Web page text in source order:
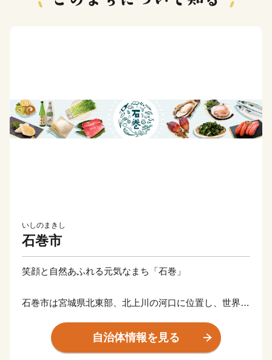
いしのまきし
石巻市
笑顔と自然あふれる元気なまち「石巻」
石巻市は宮城県北東部、北上川の河口に位置し、世界三
海岸沿いは多様な魚が集まる地形であり、また世界有数
の植物プランクトンの発生地でもあることから、かき、
自治体情報を見る